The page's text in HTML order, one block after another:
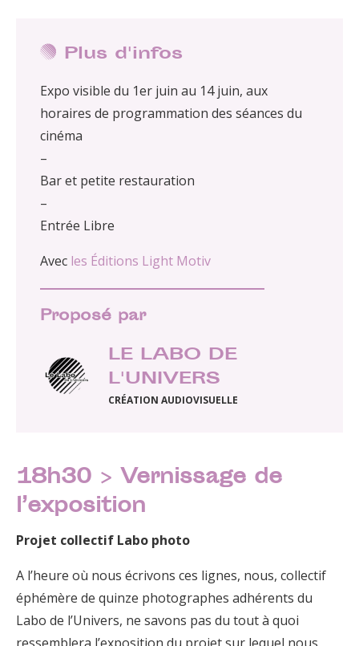
Plus d'infos
Expo visible du 1er juin au 14 juin, aux
horaires de programmation des séances du
cinéma
–
Bar et petite restauration
–
Entrée Libre
Avec les Éditions Light Motiv
Proposé par
LE LABO DE
L'UNIVERS
CRÉATION AUDIOVISUELLE
18h30 > Vernissage de
l’exposition
Projet collectif Labo photo
A l’heure où nous écrivons ces lignes, nous, collectif
éphémère de quinze photographes adhérents du
Labo de l’Univers, ne savons pas du tout à quoi